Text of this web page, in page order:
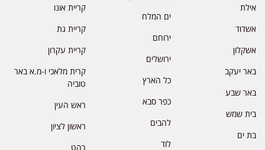
אילת
אשדוד
אשקלון
באר יעקב
באר שבע
בית שמש
בת ים
ים המלח
ירוחם
ירושלים
כל הארץ
כפר סבא
להבים
לוד
קריית אונו
קריית גת
קריית עקרון
קרית מלאכי ו-מ.א באר
טוביה
ראש העין
ראשון לציון
רהט